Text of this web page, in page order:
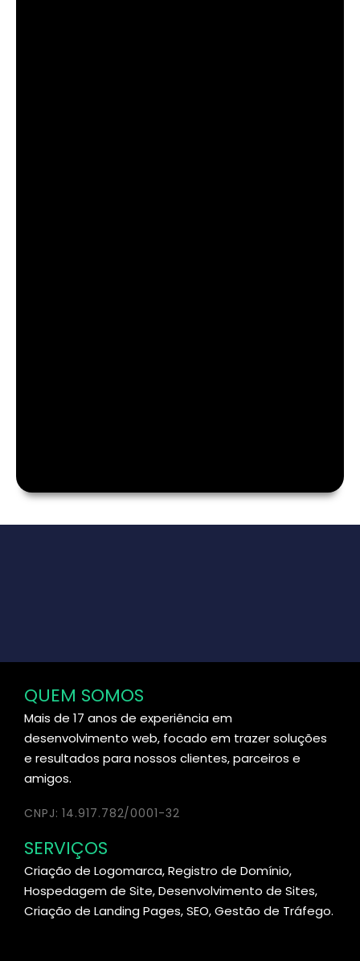
QUEM SOMOS
Mais de 17 anos de experiência em
desenvolvimento web, focado em trazer soluções
e resultados para nossos clientes, parceiros e
amigos.
CNPJ: 14.917.782/0001-32
SERVIÇOS
Criação de Logomarca, Registro de Domínio,
Hospedagem de Site, Desenvolvimento de Sites,
Criação de Landing Pages, SEO, Gestão de Tráfego.